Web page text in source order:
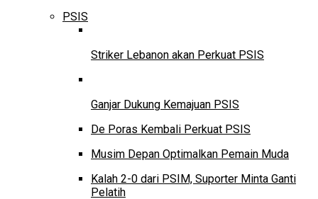
PSIS
Striker Lebanon akan Perkuat PSIS
Ganjar Dukung Kemajuan PSIS
De Poras Kembali Perkuat PSIS
Musim Depan Optimalkan Pemain Muda
Kalah 2-0 dari PSIM, Suporter Minta Ganti
Pelatih